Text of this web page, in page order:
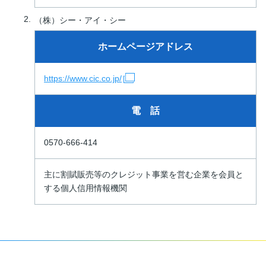
（株）シー・アイ・シー
ホームページアドレス
https://www.cic.co.jp/
電 話
0570-666-414
主に割賦販売等のクレジット事業を営む企業を会員と
する個人信用情報機関